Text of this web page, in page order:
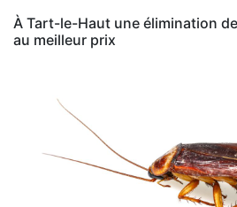
À Tart-le-Haut une élimination
au meilleur prix